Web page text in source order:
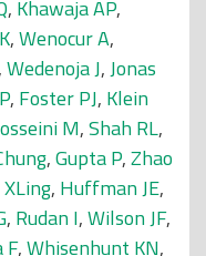
, Khawaja AP,
,Wenocur A,
,Wedenoja J,Jonas
, Foster PJ, Klein
M,Shah RL,
,Gupta P,Zhao
, Huffman JE,
, Rudan I,Wilson JF,
F,Whisenhunt KN,